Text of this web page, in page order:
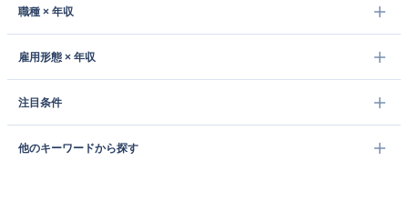
職種 × 年収
雇用形態 × 年収
注目条件
他のキーワードから探す